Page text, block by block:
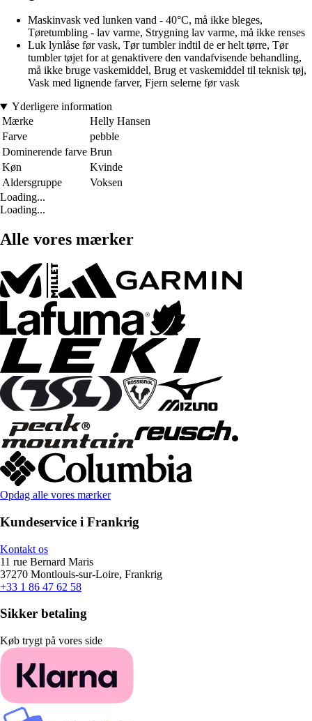
Maskinvask ved lunken vand - 40°C, må ikke bleges,
Tøretumbling - lav varme, Strygning lav varme, må ikke renses
Luk lynlåse før vask, Tør tumbler indtil de er helt tørre, Tør
tumbler tøjet for at genaktivere den vandafvisende behandling,
må ikke bruge vaskemiddel, Brug et vaskemiddel til teknisk tøj,
Vask med lignende farver, Fjern selerne før vask
Yderligere information
Mærke
Helly Hansen
Farve
pebble
Dominerende farve Brun
Køn
Kvinde
Aldersgruppe
Voksen
Loading...
Loading...
Alle vores mærker
Opdag alle vores mærker
Kundeservice i Frankrig
Kontakt os
11 rue Bernard Maris
37270 Montlouis-sur-Loire, Frankrig
+33 1 86 47 62 58
Sikker betaling
Køb trygt på vores side